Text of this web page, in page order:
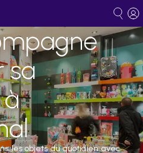
sa
les objets du quotidien avec